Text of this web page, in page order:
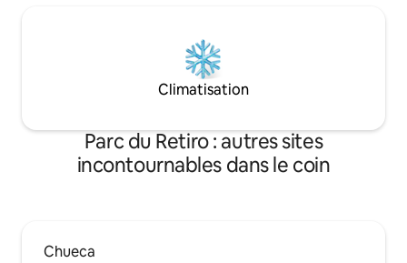
meters) and a desk for working times.
One complete & modern bathroom.
Enjoy your favourite series or movies on
Netflix at the end of the day. Baby cot
Climatisation
Parc du Retiro : autres sites
incontournables dans le coin
Chueca